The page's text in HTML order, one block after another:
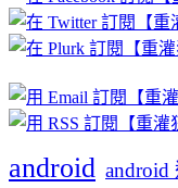
分
類
android android